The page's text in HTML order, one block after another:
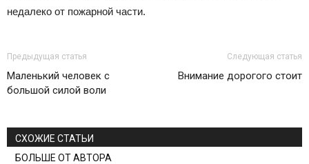
недалеко от пожарной части.
Предыдущая статья
Маленький человек с
большой силой воли
Следующая статья
Внимание дорогого стоит
СХОЖИЕ СТАТЬИ
БОЛЬШЕ ОТ АВТОРА